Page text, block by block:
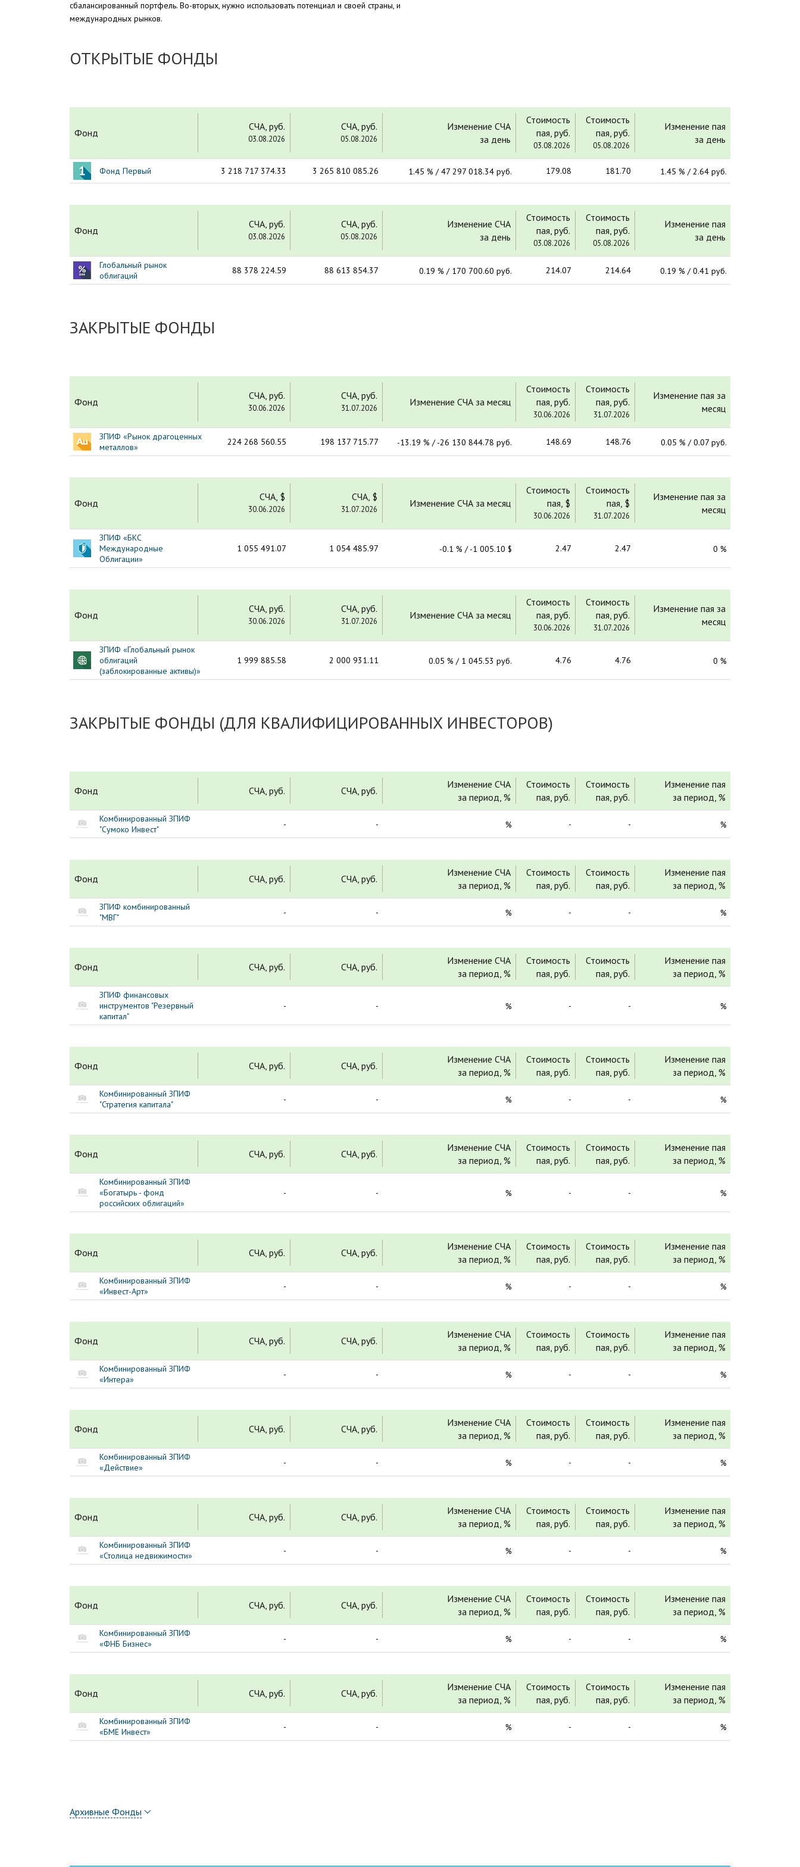
сбалансированный портфель. Во-вторых, нужно использовать потенциал и своей страны, и
международных рынков.
ОТКРЫТЫЕ ФОНДЫ
Фонд
СЧА, руб.
03.08.2026
СЧА, руб.
05.08.2026
Изменение СЧА
за день
Стоимость
пая, руб.
03.08.2026
Стоимость
пая, руб.
05.08.2026
Изменение пая
за день
Фонд Первый 3 218 717 374.33 3 265 810 085.26 1.45 % / 47 297 018.34 руб. 179.08 181.70 1.45 % / 2.64 руб.
Фонд
СЧА, руб.
03.08.2026
СЧА, руб.
05.08.2026
Изменение СЧА
за день
Стоимость
пая, руб.
03.08.2026
Стоимость
пая, руб.
05.08.2026
Изменение пая
за день
Глобальный рынок
облигаций
88 378 224.59 88 613 854.37 0.19 % / 170 700.60 руб. 214.07 214.64 0.19 % / 0.41 руб.
ЗАКРЫТЫЕ ФОНДЫ
Фонд
СЧА, руб.
30.06.2026
СЧА, руб.
31.07.2026
Изменение СЧА за месяц
Стоимость
пая, руб.
30.06.2026
Стоимость
пая, руб.
31.07.2026
Изменение пая за
месяц
ЗПИФ «Рынок драгоценных
металлов»
224 268 560.55 198 137 715.77 -13.19 % / -26 130 844.78 руб. 148.69 148.76 0.05 % / 0.07 руб.
Фонд
СЧА, $
30.06.2026
СЧА, $
31.07.2026
Изменение СЧА за месяц
Стоимость
пая, $
30.06.2026
Стоимость
пая, $
31.07.2026
Изменение пая за
месяц
ЗПИФ «БКС
Международные
Облигации»
1 055 491.07 1 054 485.97 -0.1 % / -1 005.10 $ 2.47 2.47 0 %
Фонд
СЧА, руб.
30.06.2026
СЧА, руб.
31.07.2026
Изменение СЧА за месяц
Стоимость
пая, руб.
30.06.2026
Стоимость
пая, руб.
31.07.2026
Изменение пая за
месяц
ЗПИФ «Глобальный рынок
облигаций
(заблокированные активы)»
1 999 885.58 2 000 931.11 0.05 % / 1 045.53 руб. 4.76 4.76 0 %
ЗАКРЫТЫЕ ФОНДЫ (ДЛЯ КВАЛИФИЦИРОВАННЫХ ИНВЕСТОРОВ)
Фонд СЧА, руб. СЧА, руб.
Изменение СЧА
за период, %
Стоимость
пая, руб.
Стоимость
пая, руб.
Изменение пая
за период, %
Комбинированный ЗПИФ
"Сумоко Инвест"
- - % - - %
Фонд СЧА, руб. СЧА, руб.
Изменение СЧА
за период, %
Стоимость
пая, руб.
Стоимость
пая, руб.
Изменение пая
за период, %
ЗПИФ комбинированный
"МВГ"
- - % - - %
Фонд СЧА, руб. СЧА, руб.
Изменение СЧА
за период, %
Стоимость
пая, руб.
Стоимость
пая, руб.
Изменение пая
за период, %
ЗПИФ финансовых
инструментов "Резервный
капитал"
- - % - - %
Фонд СЧА, руб. СЧА, руб.
Изменение СЧА
за период, %
Стоимость
пая, руб.
Стоимость
пая, руб.
Изменение пая
за период, %
Комбинированный ЗПИФ
"Стратегия капитала"
- - % - - %
Фонд СЧА, руб. СЧА, руб.
Изменение СЧА
за период, %
Стоимость
пая, руб.
Стоимость
пая, руб.
Изменение пая
за период, %
Комбинированный ЗПИФ
«Богатырь - фонд
российских облигаций»
- - % - - %
Фонд СЧА, руб. СЧА, руб.
Изменение СЧА
за период, %
Стоимость
пая, руб.
Стоимость
пая, руб.
Изменение пая
за период, %
Комбинированный ЗПИФ
«Инвест-Арт»
- - % - - %
Фонд СЧА, руб. СЧА, руб.
Изменение СЧА
за период, %
Стоимость
пая, руб.
Стоимость
пая, руб.
Изменение пая
за период, %
Комбинированный ЗПИФ
«Интера»
- - % - - %
Фонд СЧА, руб. СЧА, руб.
Изменение СЧА
за период, %
Стоимость
пая, руб.
Стоимость
пая, руб.
Изменение пая
за период, %
Комбинированный ЗПИФ
«Действие»
- - % - - %
Фонд СЧА, руб. СЧА, руб.
Изменение СЧА
за период, %
Стоимость
пая, руб.
Стоимость
пая, руб.
Изменение пая
за период, %
Комбинированный ЗПИФ
«Столица недвижимости»
- - % - - %
Фонд СЧА, руб. СЧА, руб.
Изменение СЧА
за период, %
Стоимость
пая, руб.
Стоимость
пая, руб.
Изменение пая
за период, %
Комбинированный ЗПИФ
«ФНБ Бизнес»
- - % - - %
Фонд СЧА, руб. СЧА, руб.
Изменение СЧА
за период, %
Стоимость
пая, руб.
Стоимость
пая, руб.
Изменение пая
за период, %
Комбинированный ЗПИФ
«БМЕ Инвест»
- - % - - %
Архивные Фонды